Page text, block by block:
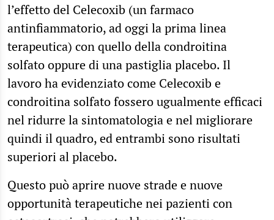
l’effetto del Celecoxib (un farmaco
antinfiammatorio, ad oggi la prima linea
terapeutica) con quello della condroitina
solfato oppure di una pastiglia placebo. Il
lavoro ha evidenziato come Celecoxib e
condroitina solfato fossero ugualmente efficaci
nel ridurre la sintomatologia e nel migliorare
quindi il quadro, ed entrambi sono risultati
superiori al placebo.
Questo può aprire nuove strade e nuove
opportunità terapeutiche nei pazienti con